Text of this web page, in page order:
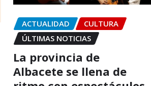
ACTUALIDAD
CULTURA
ÚLTIMAS NOTICIAS
La provincia de
Albacete se llena de